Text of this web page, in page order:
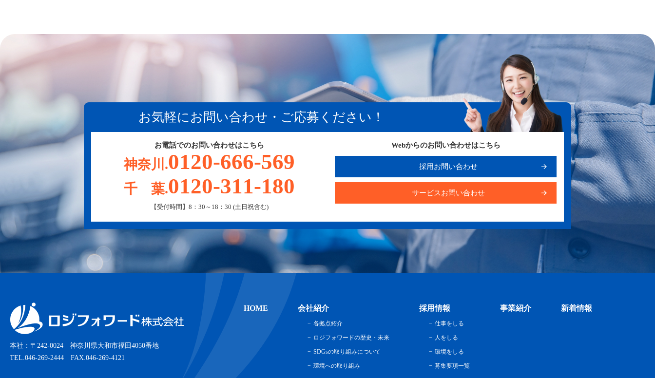
お気軽にお問い合わせ・ご応募ください！
お電話でのお問い合わせはこちら
神奈川.0120-666-569
千 葉.0120-311-180
【受付時間】8：30～18：30 (土日祝含む)
Webからのお問い合わせはこちら
採用お問い合わせ
サービスお問い合わせ
本社：〒242-0024 神奈川県大和市福田4050番地
TEL.046-269-2444 FAX.046-269-4121
HOME 会社紹介
各拠点紹介
ロジフォワードの歴史・未来
SDGsの取り組みについて
環境への取り組み
採用情報
仕事をしる
人をしる
環境をしる
募集要項一覧
事業紹介 新着情報